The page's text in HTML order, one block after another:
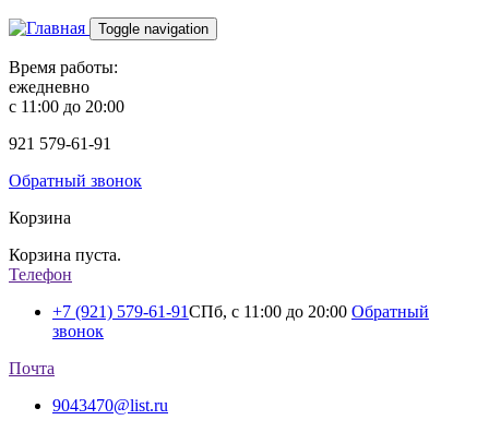
Toggle navigation
Время работы:
ежедневно
с 11:00 до 20:00
921 579-61-91
Обратный звонок
Корзина
Корзина пуста.
Телефон
+7 (921) 579-61-91СПб, с 11:00 до 20:00 Обратный
звонок
Почта
9043470@list.ru